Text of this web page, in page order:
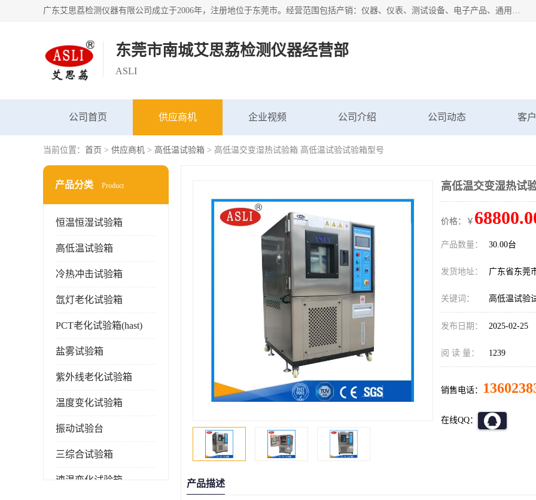
广东艾思荔检测仪器有限公司成立于2006年，注册地位于东莞市。经营范围包括产销：仪器、仪表、测试设备、电子产品、通用机械设；主要产品有： 恒温恒湿试验箱,冷热冲击试验箱,高低温试验箱,速温变化试验箱,高压加速老化试验箱,三综合试验箱,振动试验台等产品，欢迎选购。
东莞市南城艾思荔检测仪器经营部
ASLI
公司首页 供应商机 企业视频 公司介绍 公司动态 客
当前位置： 首页 > 供应商机 > 高低温试验箱 > 高低温交变湿热试验箱 高低温试验试验箱型号
产品分类 Product
恒温恒湿试验箱
高低温试验箱
冷热冲击试验箱
氙灯老化试验箱
PCT老化试验箱(hast)
盐雾试验箱
紫外线老化试验箱
温度变化试验箱
振动试验台
三综合试验箱
速温变化试验箱
高低温交变湿热试
价格：￥
产品数量： 30.00台
发货地址： 广东省东莞
关键词： 高低温试验
发布日期： 2025-02-25
阅 读 量： 1239
销售电话：
在线QQ：
产品描述